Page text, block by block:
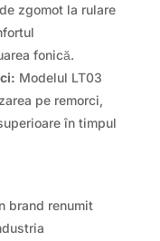
zgomot la rulare
fonică.
Modelul LT03
pe remorci,
în timpul
brand renumit